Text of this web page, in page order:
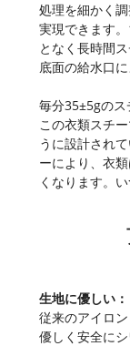
処理を細かく
実現できます
となく長時間
底面の給水口
毎分35±5gの
この衣類スチ
うに設計され
ーにより、衣
くなります。
生地に優しい：
従来のアイロ
優しく安全に